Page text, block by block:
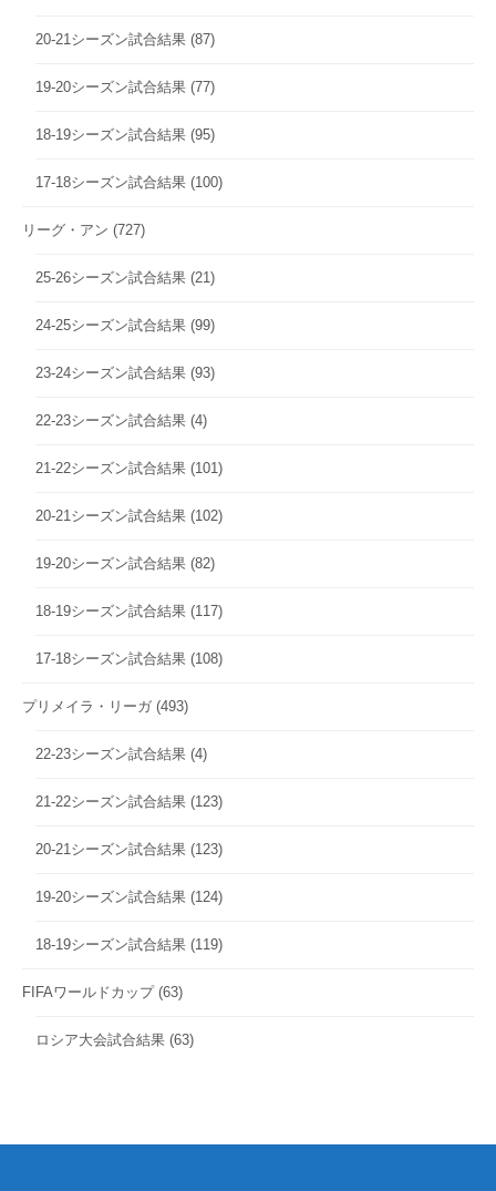
20-21シーズン試合結果 (87)
19-20シーズン試合結果 (77)
18-19シーズン試合結果 (95)
17-18シーズン試合結果 (100)
リーグ・アン (727)
25-26シーズン試合結果 (21)
24-25シーズン試合結果 (99)
23-24シーズン試合結果 (93)
22-23シーズン試合結果 (4)
21-22シーズン試合結果 (101)
20-21シーズン試合結果 (102)
19-20シーズン試合結果 (82)
18-19シーズン試合結果 (117)
17-18シーズン試合結果 (108)
プリメイラ・リーガ (493)
22-23シーズン試合結果 (4)
21-22シーズン試合結果 (123)
20-21シーズン試合結果 (123)
19-20シーズン試合結果 (124)
18-19シーズン試合結果 (119)
FIFAワールドカップ(63)
ロシア大会試合結果 (63)